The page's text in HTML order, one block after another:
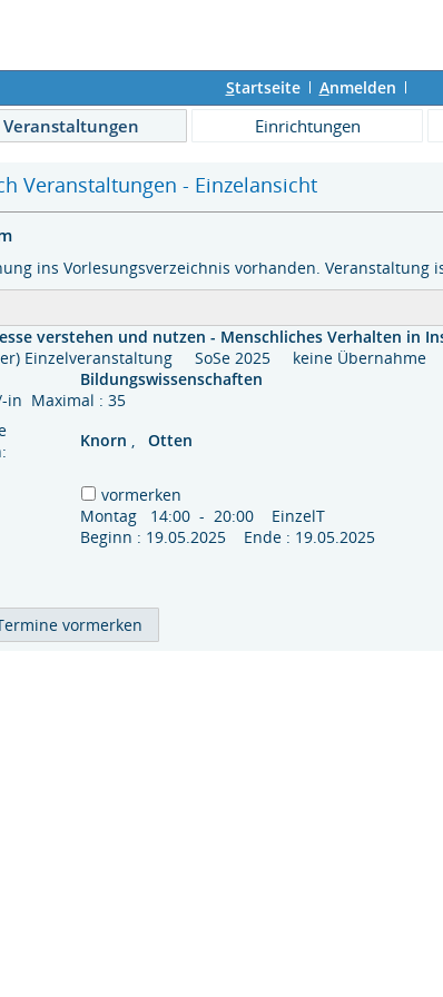
Startseite Anmelden
Veranstaltungen Einrichtungen
Veranstaltungen - Einzelansicht
ins Vorlesungsverzeichnis vorhanden. Veranstaltung
verstehen und nutzen - Menschliches Verhalten in
Einzelveranstaltung SoSe 2025 keine Übernahme
Bildungswissenschaften
in Maximal : 35
Knorn ,Otten
vormerken
Montag 14:00 - 20:00 EinzelT
Beginn : 19.05.2025 Ende : 19.05.2025